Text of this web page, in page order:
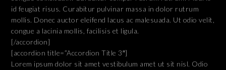
id feugiat risus. Curabitur pulvinar massa in dolor rutrum
mollis. Donec auctor eleifend lacus ac malesuada. Ut odio velit,
congue a lacinia mollis, facilisis et ligula.
[/accordion]
[accordion title=”Accordion Title 3″]
Lorem ipsum dolor sit amet vestibulum amet ut sit nisl. Odio